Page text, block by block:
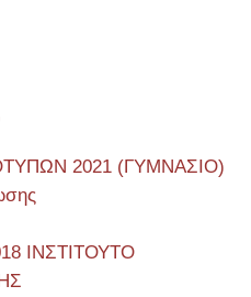
2021 (ΓΥΜΝΑΣΙΟ)
ΙΝΣΤΙΤΟΥΤΟ